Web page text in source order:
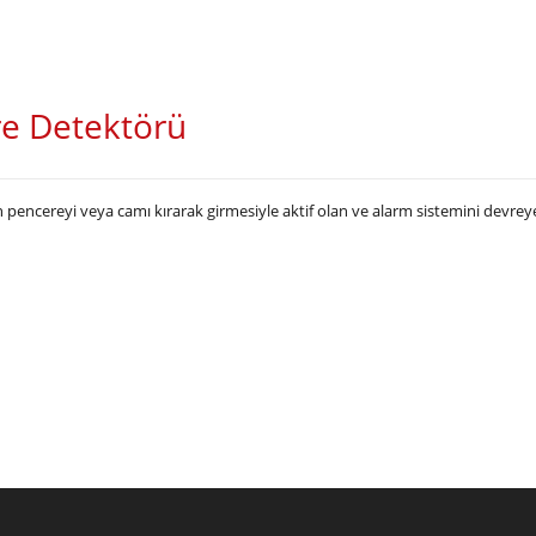
Detektörü
pencereyi veya camı kırarak girmesiyle aktif olan ve alarm sistemini